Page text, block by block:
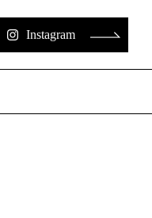
Instagram